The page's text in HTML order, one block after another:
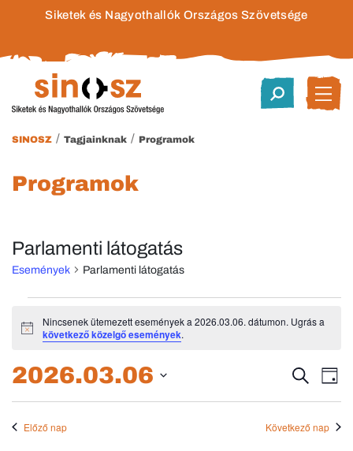
Siketek és Nagyothallók Országos Szövetsége
SINOSZ / Tagjainknak / Programok
Programok
Parlamenti látogatás
Események Parlamenti látogatás
Események
for
2026.03.06.
Notice
Nincsenek ütemezett események a 2026.03.06. dátumon. Ugrás a
következő közelgő események.
és
Keresett
kifejezés
Nap
2026.03.06
Előző nap
Következő nap